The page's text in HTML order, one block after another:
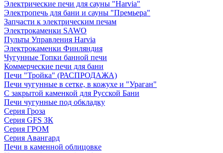
Электрические печи для сауны "Harvia"
Электропечь для бани и сауны "Премьера"
Запчасти к электрическим печам
Электрокаменки SAWO
Пульты Управления Harvia
Электрокаменки Финляндия
Чугунные Топки банной печи
Коммерческие печи для бани
Печи "Тройка" (РАСПРОДАЖА)
Печи чугунные в сетке, в кожухе и "Ураган"
С закрытой каменкой для Русской Бани
Печи чугунные под обкладку
Серия Гроза
Серия GFS ЗК
Серия ГРОМ
Серия Авангард
Печи в каменной облицовке